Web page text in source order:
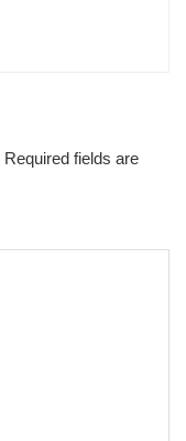
Required fields are